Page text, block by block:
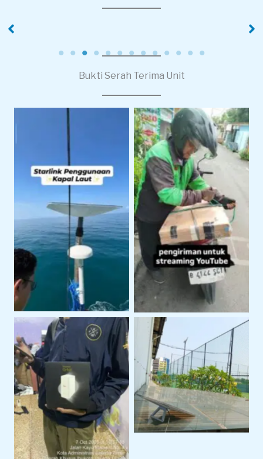
Bukti Serah Terima Unit
Starlink Untuk
Operasional Pelayaran
Pengiriman Starlink
Untuk Live Streaming
dan Produksi Konten
Internet Alternatif
Dengan Sewa Modem
Orbit
Sewa Starlink Mini
Untuk Kebutuhan
Internet Portable